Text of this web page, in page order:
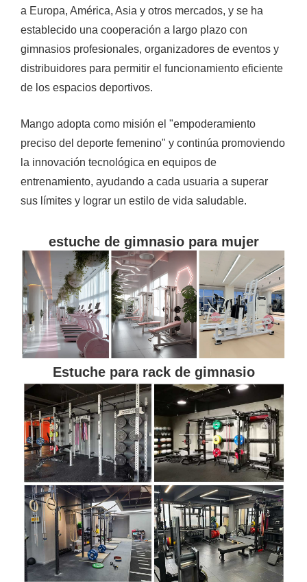
a Europa, América, Asia y otros mercados, y se ha
establecido una cooperación a largo plazo con
gimnasios profesionales, organizadores de eventos y
distribuidores para permitir el funcionamiento eficiente
de los espacios deportivos.
Mango adopta como misión el "empoderamiento
preciso del deporte femenino" y continúa promoviendo
la innovación tecnológica en equipos de
entrenamiento, ayudando a cada usuaria a superar
sus límites y lograr un estilo de vida saludable.
estuche de gimnasio para mujer
Estuche para rack de gimnasio